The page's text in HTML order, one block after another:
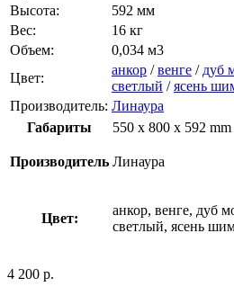
Высота:
592 мм
Вес:
16 кг
Объем:
0,034 м3
Цвет:
анкор /венге / дуб
светлый /ясень
Производитель: Линаура
Габариты
550 x 800 x 592 mm
Производитель Линаура
Цвет:
анкор, венге, дуб
светлый, ясень
4 200 р.